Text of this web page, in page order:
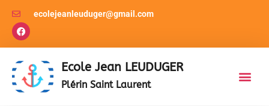
ecolejeanleuduger@gmail.com
Ecole Jean LEUDUGER
Plérin Saint Laurent